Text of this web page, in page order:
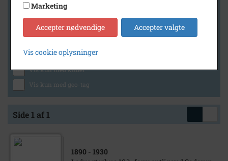
Generelt
Vis kun med billeder
Vis kun med lydklip
Vis kun med kilder
Vis kun med geo-tag
Side 1 af 1
1890 - 1930
Marketing
Accepter nødvendige Accepter valgte
Vis cookie oplysninger